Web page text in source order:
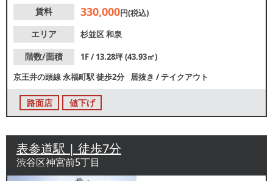
数】無し【トイレ】有 / 洋式
ティング不可（住宅リフォー
態】居抜き 【間口】約3.2ｍ 【天
高】約2.4ｍ ※店舗情報は正確性
賃料 330,000円(税込)
エリア
杉並区和泉
階数/面積
1F / 13.28坪 (43.93㎡)
京王井の頭線永福町駅徒歩2分 居抜き /テイクアウト
路面店 値下げ
表参道駅 | 徒歩7分
渋谷区神宮前5丁目